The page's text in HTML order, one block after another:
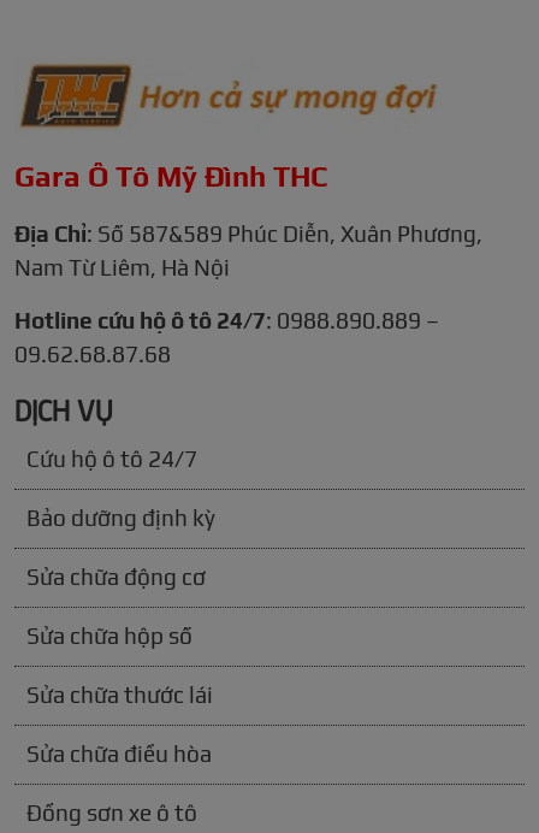
Gara Ô Tô Mỹ Đình THC
Địa Chỉ: Số 587&589 Phúc Diễn, Xuân Phương,
Nam Từ Liêm, Hà Nội
Hotline cứu hộ ô tô 24/7: 0988.890.889 –
09.62.68.87.68
DỊCH VỤ
Cứu hộ ô tô 24/7
Bảo dưỡng định kỳ
Sửa chữa động cơ
Sửa chữa hộp số
Sửa chữa thước lái
Sửa chữa điều hòa
Đồng sơn xe ô tô